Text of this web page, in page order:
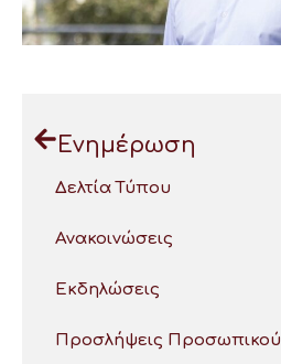
Ενημέρωση
Δελτία Τύπου
Ανακοινώσεις
Εκδηλώσεις
Προσλήψεις Προσωπικού